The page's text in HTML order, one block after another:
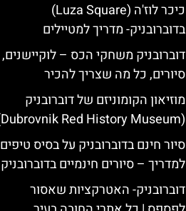
כיכר לוז'ה (Luza Square)
בדוברובניק- מדריך למטיילים
דוברובניק משחקי הכס – לוקיישנים,
סיורים, כל מה שצריך להכיר
מוזיאון הקומוניזם של דוברובניק
(Dubrovnik Red History Museum)
סיור חינם בדוברובניק על בסיס טיפים
למדריך – סיורים חינמיים בדוברובניק
דוברובניק- האטרקציות שאסור